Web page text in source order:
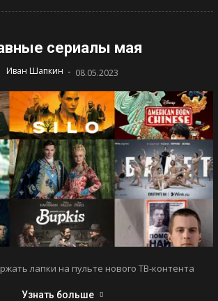
сериалы мая
Иван Шапкин - 08.05.2023
лапки на пульте нового ТВ-контента
Узнать больше